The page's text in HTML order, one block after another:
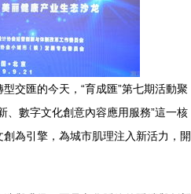
交匯的今天，“育成匯”第七期活動聚
、數字文化創意內容應用服務”這一核
為引擎，為城市肌理注入新活力，開